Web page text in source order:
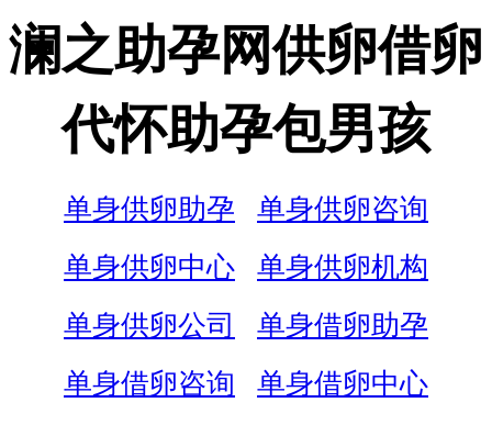
澜之助孕网供卵借卵
代怀助孕包男孩
单身供卵助孕
单身供卵咨询
单身供卵中心
单身供卵机构
单身供卵公司
单身借卵助孕
单身借卵咨询
单身借卵中心